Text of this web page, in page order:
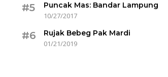
#5
Puncak Mas: Bandar Lampung
10/27/2017
#6
Rujak Bebeg Pak Mardi
01/21/2019